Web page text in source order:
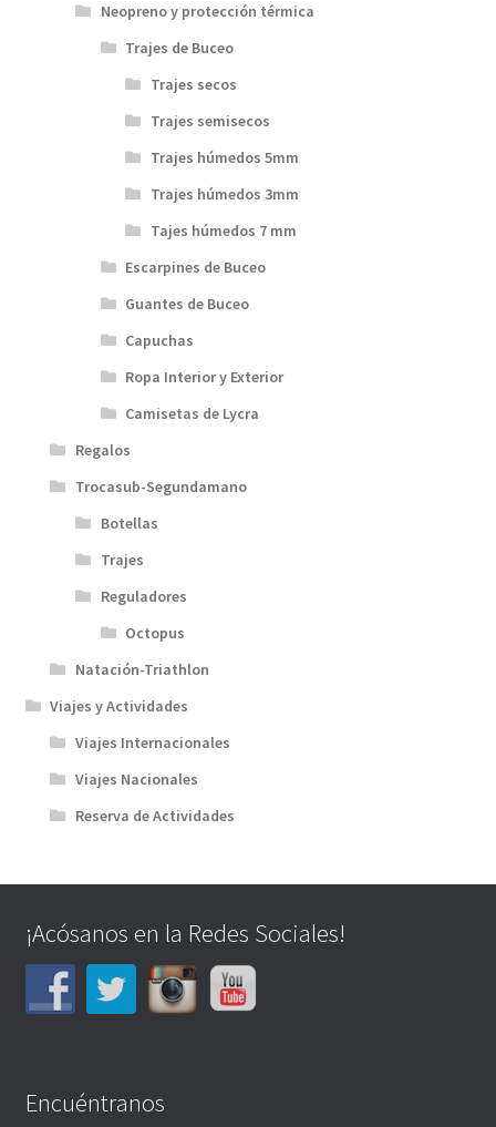
Neopreno y protección térmica
Trajes de Buceo
Trajes secos
Trajes semisecos
Trajes húmedos 5mm
Trajes húmedos 3mm
Tajes húmedos 7 mm
Escarpines de Buceo
Guantes de Buceo
Capuchas
Ropa Interior y Exterior
Camisetas de Lycra
Regalos
Trocasub-Segundamano
Botellas
Trajes
Reguladores
Octopus
Natación-Triathlon
Viajes y Actividades
Viajes Internacionales
Viajes Nacionales
Reserva de Actividades
¡Acósanos en la Redes Sociales!
Encuéntranos